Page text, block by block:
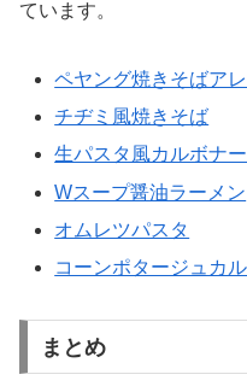
ています。
ペヤング焼きそばア
チヂミ風焼きそば
生パスタ風カルボナ
Wスープ醤油ラーメン
オムレツパスタ
コーンポタージュカ
まとめ